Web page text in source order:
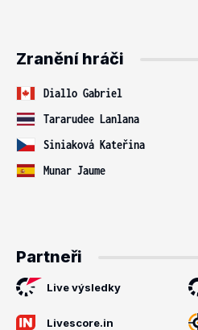
Zranění hráči
Diallo Gabriel
Tararudee Lanlana
Siniaková Kateřina
Munar Jaume
Partneři
Live výsledky
Livescore.in